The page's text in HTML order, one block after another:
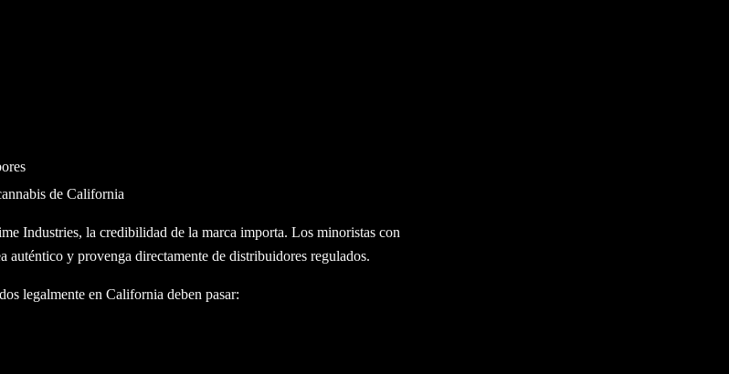
de California
Industries, la credibilidad de la marca importa. Los minoristas con
auténtico y provenga directamente de distribuidores regulados.
legalmente en California deben pasar: